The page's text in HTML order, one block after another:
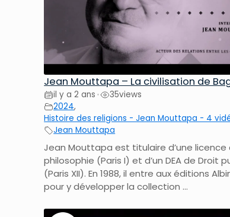
Jean Mouttapa – La civilisation de
il y a 2 ans • 35views
2024,
Histoire des religions - Jean Mouttapa - 4
Jean Mouttapa
Jean Mouttapa est titulaire d’une licence
philosophie (Paris I) et d’un DEA de Droit
(Paris XII). En 1988, il entre aux éditions
pour y développer la collection ...